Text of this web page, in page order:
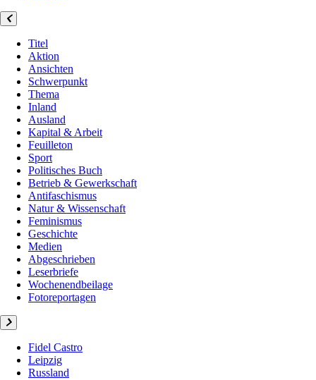
Titel
Aktion
Ansichten
Schwerpunkt
Thema
Inland
Ausland
Kapital & Arbeit
Feuilleton
Sport
Politisches Buch
Betrieb & Gewerkschaft
Antifaschismus
Natur & Wissenschaft
Feminismus
Geschichte
Medien
Abgeschrieben
Leserbriefe
Wochenendbeilage
Fotoreportagen
Fidel Castro
Leipzig
Russland